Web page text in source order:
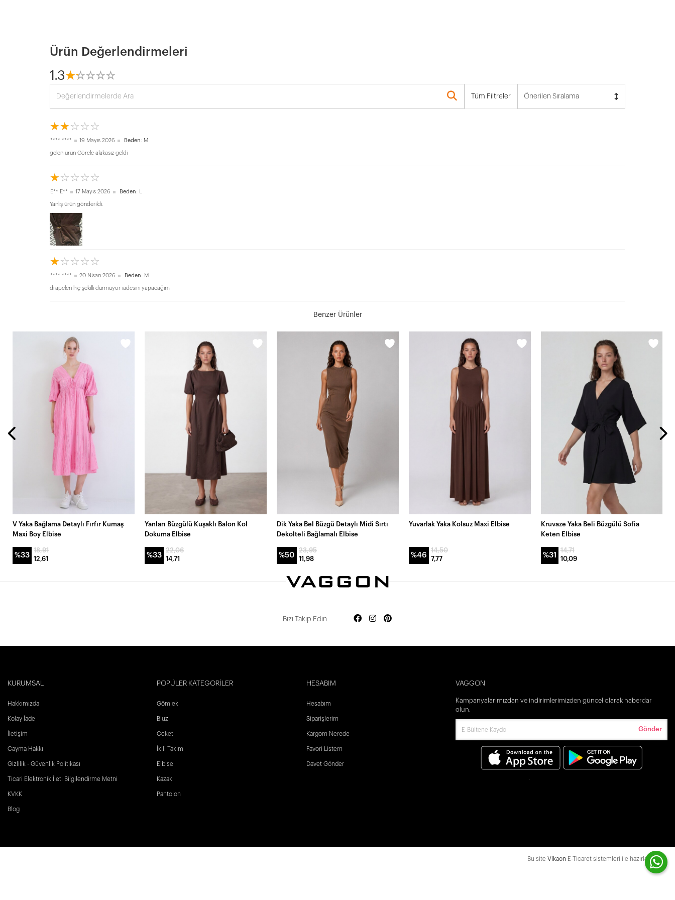
Ürün Değerlendirmeleri
1.3☆☆☆☆☆
★★★★★
Tüm Filtreler Önerilen Sıralama
☆☆☆☆☆
★★★★★
**** **** 19 Mayıs 2026 Beden: M
gelen ürün Görele alakasız geldi
☆☆☆☆☆
★★★★★
E** E** 17 Mayıs 2026 Beden: L
Yanlış ürün gönderildi.
☆☆☆☆☆
★★★★★
**** **** 20 Nisan 2026 Beden: M
drapeleri hiç şekilli durmuyor iadesini yapacağım
Benzer Ürünler
V Yaka Bağlama Detaylı Fırfır Kumaş
Maxi Boy Elbise
%33
18,91
12,61
Yanları Büzgülü Kuşaklı Balon Kol
Dokuma Elbise
%33
22,06
14,71
Dik Yaka Bel Büzgü Detaylı Midi Sırtı
Dekolteli Bağlamalı Elbise
%50
23,95
11,98
Yuvarlak Yaka Kolsuz Maxi Elbise
%46
14,50
7,77
Kruvaze Yaka Beli Büzgülü Sofia
Keten Elbise
%31
14,71
10,09
Bizi Takip Edin
KURUMSAL
Hakkımızda
Kolay İade
İletişim
Cayma Hakkı
Gizlilik - Güvenlik Politikası
Ticari Elektronik İleti Bilgilendirme Metni
KVKK
Blog
POPÜLER KATEGORİLER
Gömlek
Bluz
Ceket
İkili Takım
Elbise
Kazak
Pantolon
HESABIM
Hesabım
Siparişlerim
Kargom Nerede
Favori Listem
Davet Gönder
VAGGON
Kampanyalarımızdan ve indirimlerimizden güncel olarak haberdar
olun.
Gönder
Bu site Vikaon E-Ticaret sistemleri ile hazırlanmıştır.